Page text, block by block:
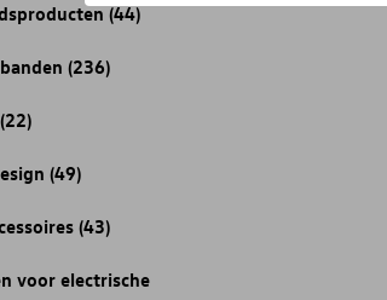
(44)
(236)
(22)
(49)
(43)
voor electrische